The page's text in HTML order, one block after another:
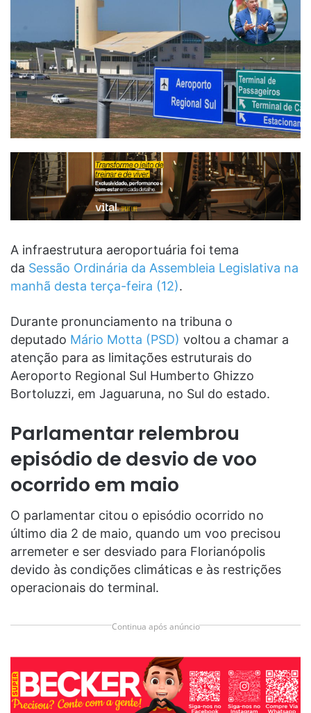
A infraestrutura aeroportuária foi tema
da Sessão Ordinária da Assembleia Legislativa na
manhã desta terça-feira (12).
Durante pronunciamento na tribuna o
deputado Mário Motta (PSD) voltou a chamar a
atenção para as limitações estruturais do
Aeroporto Regional Sul Humberto Ghizzo
Bortoluzzi, em Jaguaruna, no Sul do estado.
Parlamentar relembrou
episódio de desvio de voo
ocorrido em maio
O parlamentar citou o episódio ocorrido no
último dia 2 de maio, quando um voo precisou
arremeter e ser desviado para Florianópolis
devido às condições climáticas e às restrições
operacionais do terminal.
Continua após anúncio